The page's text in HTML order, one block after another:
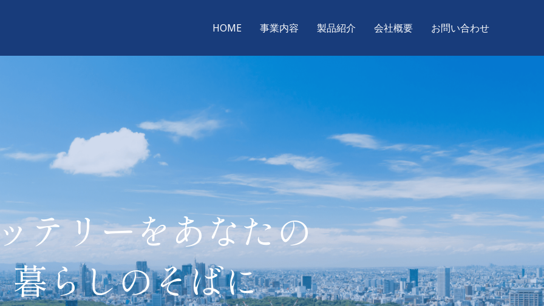
HOME 事業内容 製品紹介 会社概要 お問い合わせ
テリーをあなたの
暮らしのそばに